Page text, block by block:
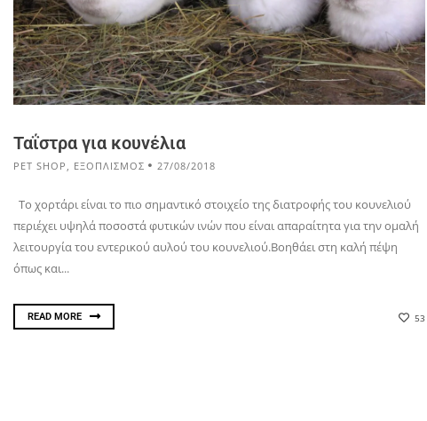
Ταΐστρα για κουνέλια
PET SHOP ΕΞΟΠΛΙΣΜΟΣ 27/08/2018
Το χορτάρι είναι το πιο σημαντικό στοιχείο της διατροφής του κουνελιού
περιέχει υψηλά ποσοστά φυτικών ινών που είναι απαραίτητα για την ομαλή
λειτουργία του εντερικού αυλού του κουνελιού.Βοηθάει στη καλή πέψη
όπως και...
READ MORE 53